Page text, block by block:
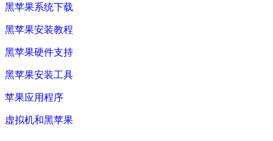
黑苹果系统下载
黑苹果安装教程
黑苹果硬件支持
黑苹果安装工具
苹果应用程序
虚拟机和黑苹果